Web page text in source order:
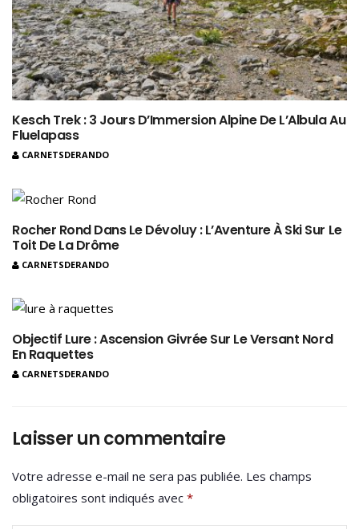
Kesch Trek : 3 Jours D’Immersion Alpine De L’Albula Au
Fluelapass
CARNETSDERANDO
Rocher Rond Dans Le Dévoluy : L’Aventure À Ski Sur Le
Toit De La Drôme
CARNETSDERANDO
Objectif Lure : Ascension Givrée Sur Le Versant Nord
En Raquettes
CARNETSDERANDO
Laisser un commentaire
Votre adresse e-mail ne sera pas publiée. Les champs
obligatoires sont indiqués avec *